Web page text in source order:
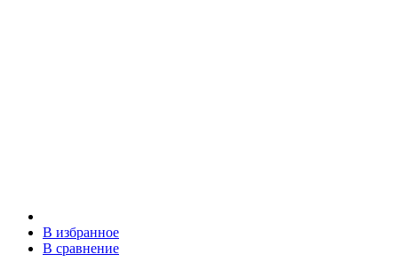
В избранное
В сравнение